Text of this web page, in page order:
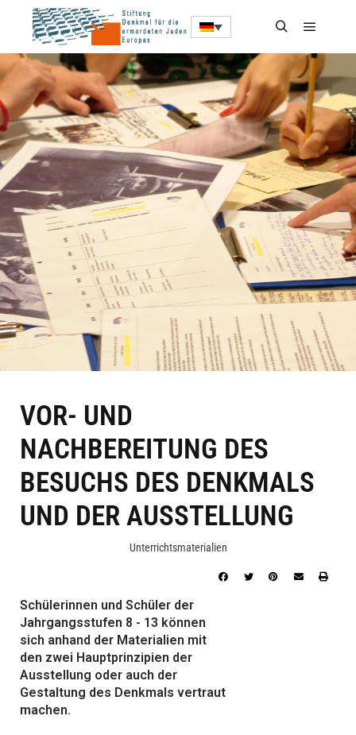
VOR- UND
NACHBEREITUNG DES
BESUCHS DES DENKMALS
UND DER AUSSTELLUNG
Unterrichtsmaterialien
Schülerinnen und Schüler der
Jahrgangsstufen 8 - 13 können
sich anhand der Materialien mit
den zwei Hauptprinzipien der
Ausstellung oder auch der
Gestaltung des Denkmals vertraut
machen.